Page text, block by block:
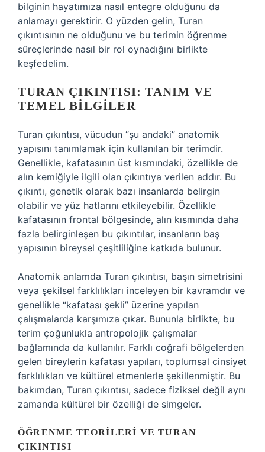
bilginin hayatımıza nasıl entegre olduğunu da
anlamayı gerektirir. O yüzden gelin, Turan
çıkıntısının ne olduğunu ve bu terimin öğrenme
süreçlerinde nasıl bir rol oynadığını birlikte
keşfedelim.
TURAN ÇIKINTISI: TANIM VE
TEMEL BILGILER
Turan çıkıntısı, vücudun “şu andaki” anatomik
yapısını tanımlamak için kullanılan bir terimdir.
Genellikle, kafatasının üst kısmındaki, özellikle de
alın kemiğiyle ilgili olan çıkıntıya verilen addır. Bu
çıkıntı, genetik olarak bazı insanlarda belirgin
olabilir ve yüz hatlarını etkileyebilir. Özellikle
kafatasının frontal bölgesinde, alın kısmında daha
fazla belirginleşen bu çıkıntılar, insanların baş
yapısının bireysel çeşitliliğine katkıda bulunur.
Anatomik anlamda Turan çıkıntısı, başın simetrisini
veya şekilsel farklılıkları inceleyen bir kavramdır ve
genellikle “kafatası şekli” üzerine yapılan
çalışmalarda karşımıza çıkar. Bununla birlikte, bu
terim çoğunlukla antropolojik çalışmalar
bağlamında da kullanılır. Farklı coğrafi bölgelerden
gelen bireylerin kafatası yapıları, toplumsal cinsiyet
farklılıkları ve kültürel etmenlerle şekillenmiştir. Bu
bakımdan, Turan çıkıntısı, sadece fiziksel değil aynı
zamanda kültürel bir özelliği de simgeler.
ÖĞRENME TEORILERI VE TURAN
ÇIKINTISI